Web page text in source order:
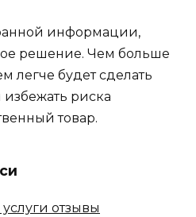
информации,
решение. Чем больше
легче будет сделать
риска
товар.
отзывы